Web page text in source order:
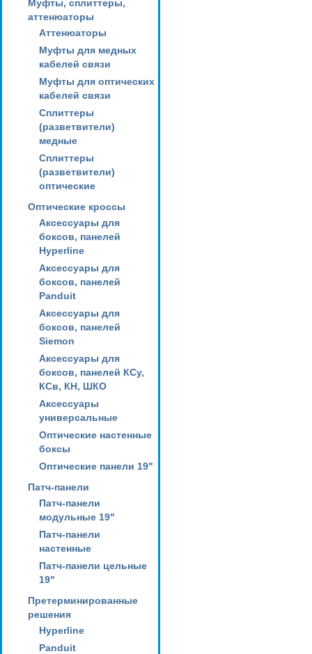
Муфты, сплиттеры,
аттенюаторы
Аттенюаторы
Муфты для медных
кабелей связи
Муфты для оптических
кабелей связи
Сплиттеры
(разветвители)
медные
Сплиттеры
(разветвители)
оптические
Оптические кроссы
Аксессуары для
боксов, панелей
Hyperline
Аксессуары для
боксов, панелей
Panduit
Аксессуары для
боксов, панелей
Siemon
Аксессуары для
боксов, панелей КСу,
КСв, КН, ШКО
Аксессуары
универсальные
Оптические настенные
боксы
Оптические панели 19"
Патч-панели
Патч-панели
модульные 19"
Патч-панели
настенные
Патч-панели цельные
19"
Претерминированные
решения
Hyperline
Panduit